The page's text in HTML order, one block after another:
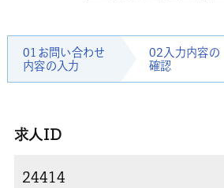
01お問い合わせ
内容の入力
02入力内容の
確認
求人ID